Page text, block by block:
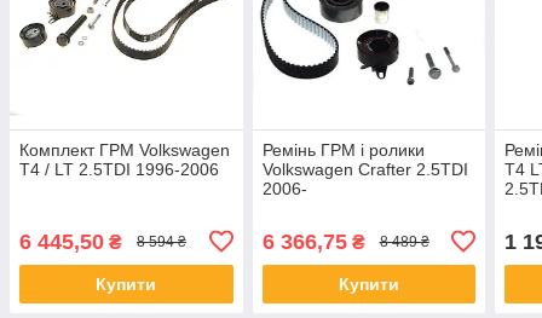
Комплект ГРМ Volkswagen
T4 / LT 2.5TDI 1996-2006
6 445,50 ₴ 8 594 ₴
Купити
Ремінь ГРМ і ролики
Volkswagen Crafter 2.5TDI
2006-
6 366,75₴ 8 489 ₴
Купити
T4
1